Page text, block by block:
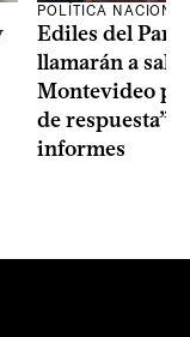
POLÍTICA
Ediles del
llamarán a sala
Montevideo
de respuesta”
informes